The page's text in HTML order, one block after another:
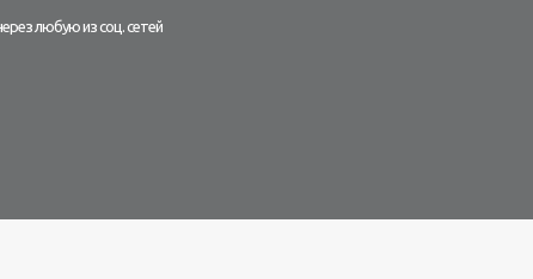
любую из соц. сетей